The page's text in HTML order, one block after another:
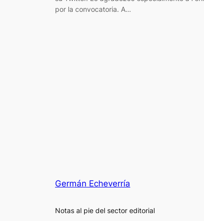
por la convocatoria. A…
Germán Echeverría
Notas al pie del sector editorial